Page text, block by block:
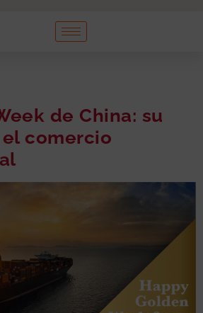
de China: su
comercio